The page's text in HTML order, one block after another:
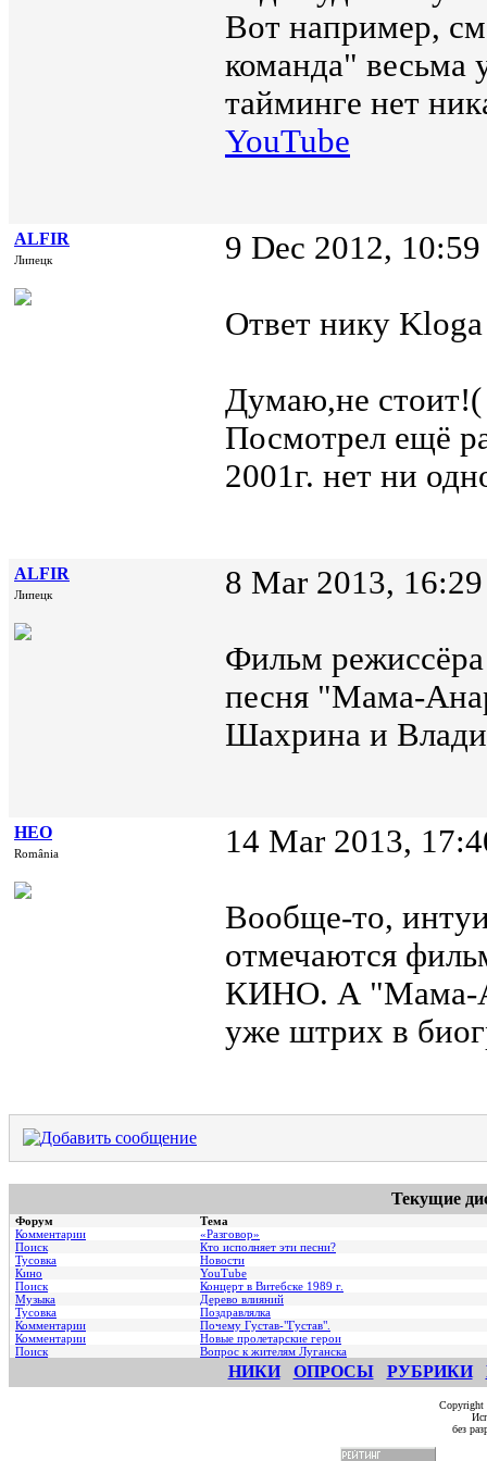
Вот например,
команда" весьма
тайминге нет
YouTube
ALFIR
Липецк 9 Dec 2012, 10:59
Ответ нику
Думаю,не
Посмотрел ещё
2001г. нет ни
ALFIR
Липецк 8 Mar 2013, 16:29
Фильм
песня "Мама-
Шахрина и
НЕО
România 14 Mar 2013,
Вообще-то,
отмечаются
КИНО. А "Мама-
уже штрих в
Текущие
Форум
Тема
Комментарии
«Разговор»
Поиск
Кто исполняет эти песни?
Тусовка
Новости
Кино
YouTube
Поиск
Концерт в Витебске 1989 г.
Музыка
Дерево влияний
Тусовка
Поздравлялка
Комментарии
Почему Густав-"Густав".
Комментарии
Hовые пролетарские герои
Поиск
Вопрос к жителям Луганска
НИКИ ОПРОСЫ РУБРИКИ
без